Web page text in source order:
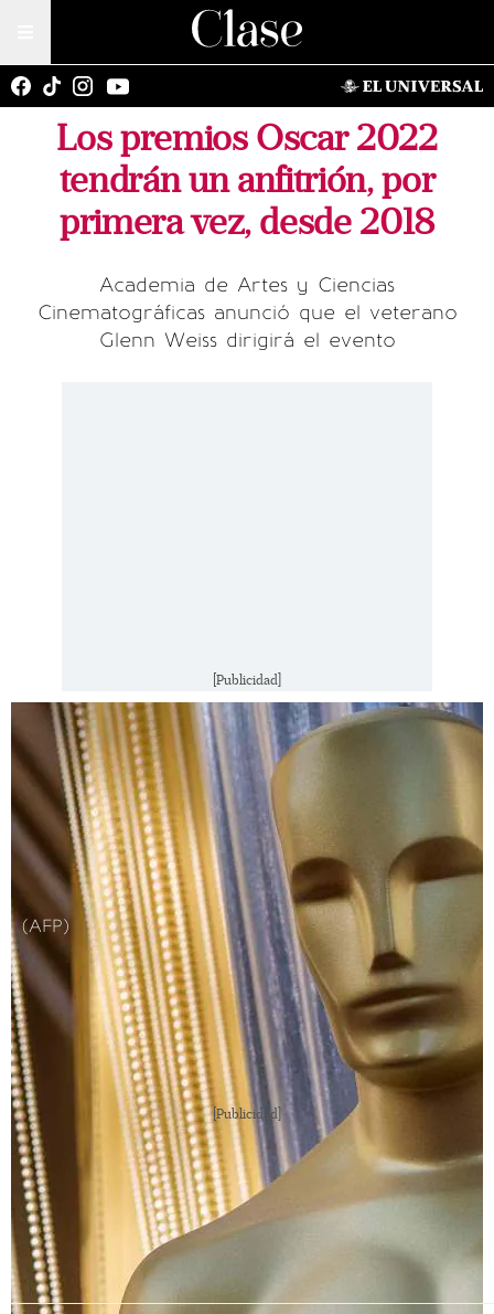
Los premios Oscar 2022
tendrán un anfitrión, por
primera vez, desde 2018
Academia de Artes y Ciencias
Cinematográficas anunció que el veterano
Glenn Weiss dirigirá el evento
[Publicidad]
(AFP)
[Publicidad]